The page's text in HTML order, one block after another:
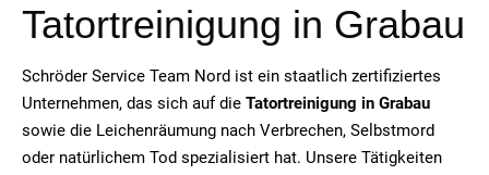
Tatortreinigung in Grabau
Schröder Service Team Nord ist ein staatlich zertifiziertes
Unternehmen, das sich auf die Tatortreinigung in Grabau
sowie die Leichenräumung nach Verbrechen, Selbstmord
oder natürlichem Tod spezialisiert hat. Unsere Tätigkeiten